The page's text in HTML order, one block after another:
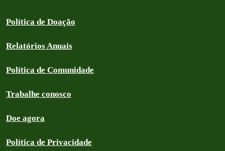
Política de Doação
Relatórios Anuais
Política de Comunidade
Trabalhe conosco
Doe agora
Política de Privacidade